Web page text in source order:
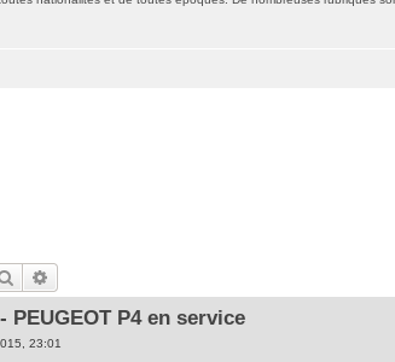
Rechercher
PEUGEOT P4 en service
23:01